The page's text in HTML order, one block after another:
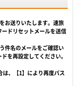
お送りいたします。速旅
ドリセットメールを送信
件名のメールをご確認い
を再設定してください。
、【1】により再度パス